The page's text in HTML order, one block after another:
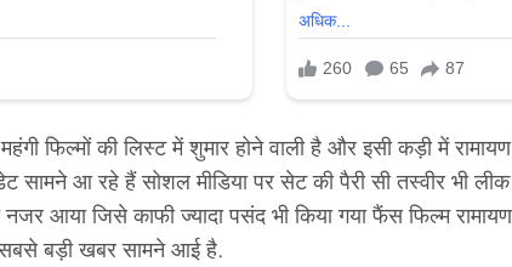
फिल्मों की लिस्ट में शुमार होने वाली है और इसी कड़ी में
आ रहे हैं सोशल मीडिया पर सेट की पैरी सी तस्वीर भी
नजर आया जिसे काफी ज्यादा पसंद भी किया गया फैंस फिल्म
बड़ी खबर सामने आई है.